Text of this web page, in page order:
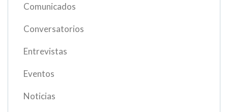
Comunicados
Conversatorios
Entrevistas
Eventos
Noticias